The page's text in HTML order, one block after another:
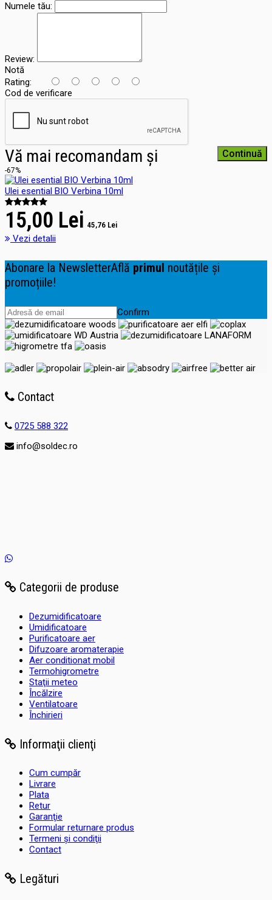
Numele tău:
Review:
Notă
Rating:
Cod de verificare
Continuă
Vă mai recomandam și
-67%
Ulei esential BIO Verbina 10ml
15,00 Lei 45,76 Lei
Vezi detalii
Abonare la NewsletterAflă primul noutățile și
promoțiile!
Confirm
Contact
0725 588 322
info@soldec.ro
Categorii de produse
Dezumidificatoare
Umidificatoare
Purificatoare aer
Difuzoare aromaterapie
Aer conditionat mobil
Termohigrometre
Staţii meteo
Încălzire
Ventilatoare
Închirieri
Informaţii clienţi
Cum cumpăr
Livrare
Plata
Retur
Garanţie
Formular returnare produs
Termeni şi condiţii
Contact
Legături